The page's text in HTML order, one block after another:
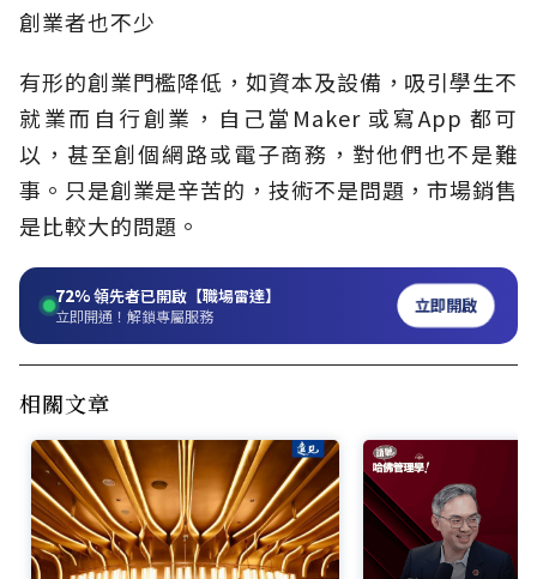
創業者也不少
有形的創業門檻降低，如資本及設備，吸引學生不
就業而自行創業，自己當Maker 或寫App 都可
以，甚至創個網路或電子商務，對他們也不是難
事。只是創業是辛苦的，技術不是問題，市場銷售
是比較大的問題。
72%領先者已開啟【職場雷達】
立即開通！解鎖專屬服務 立即開啟
相關文章